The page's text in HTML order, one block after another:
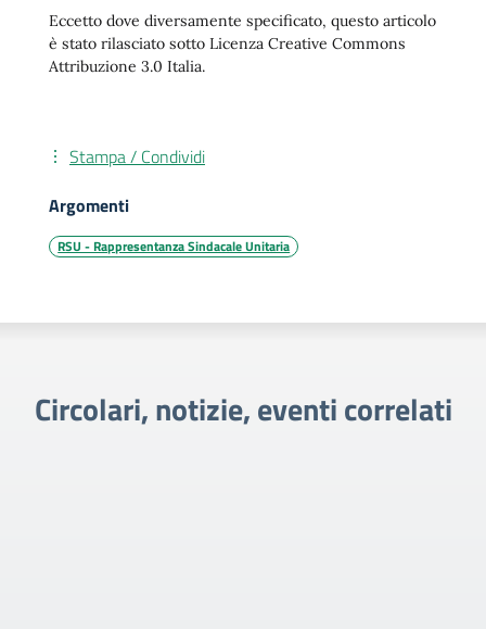
Eccetto dove diversamente specificato, questo articolo
è stato rilasciato sotto Licenza Creative Commons
Attribuzione 3.0 Italia.
Stampa / Condividi
Argomenti
RSU - Rappresentanza Sindacale Unitaria
Circolari, notizie, eventi correlati